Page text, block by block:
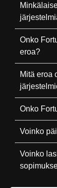
Onko
eroa?
Mitä eroa
Onko
Voinko
Voinko